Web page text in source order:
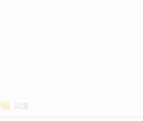
回复